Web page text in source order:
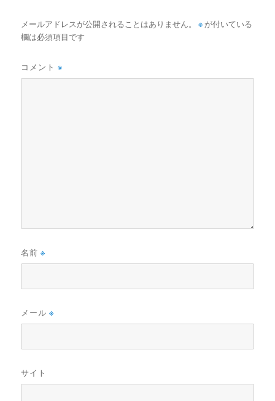
メールアドレスが公開されることはありません。 ※ が付いている
欄は必須項目です
コメント※
名前※
メール※
サイト